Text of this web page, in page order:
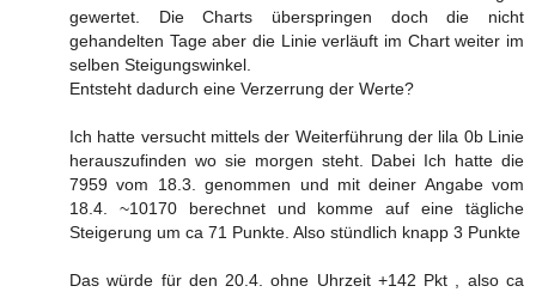
gewertet. Die Charts überspringen doch die nicht
gehandelten Tage aber die Linie verläuft im Chart weiter im
selben Steigungswinkel.
Entsteht dadurch eine Verzerrung der Werte?
Ich hatte versucht mittels der Weiterführung der lila 0b Linie
herauszufinden wo sie morgen steht. Dabei Ich hatte die
7959 vom 18.3. genommen und mit deiner Angabe vom
18.4. ~10170 berechnet und komme auf eine tägliche
Steigerung um ca 71 Punkte. Also stündlich knapp 3 Punkte
Das würde für den 20.4. ohne Uhrzeit +142 Pkt , also ca